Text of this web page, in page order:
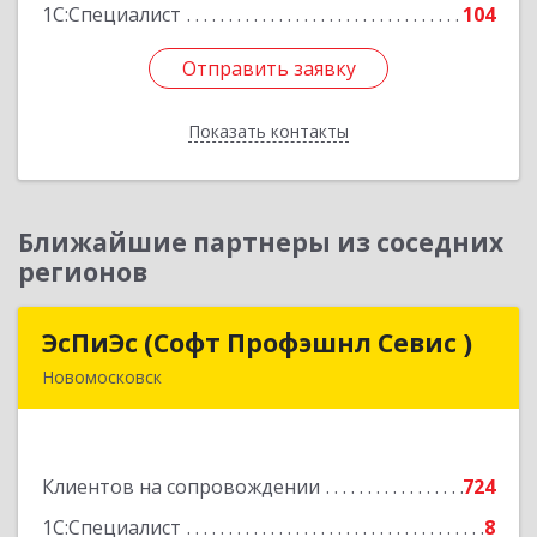
1С:Специалист
104
Отправить заявку
Показать контакты
Отправить заявку
Назад
Ближайшие партнеры из соседних
регионов
ЭсПиЭс (Софт Профэшнл Севис )
Новомосковск
Клиентов на сопровождении
724
1С:Специалист
8
ЭсПиЭс (Софт Профэшнл Севис )
Подробнее